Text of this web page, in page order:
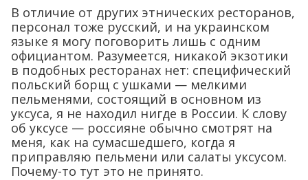
В отличие от других этнических ресторанов,
персонал тоже русский, и на украинском
языке я могу поговорить лишь с одним
официантом. Разумеется, никакой экзотики
в подобных ресторанах нет: специфический
польский борщ с ушками — мелкими
пельменями, состоящий в основном из
уксуса, я не находил нигде в России. К слову
об уксусе — россияне обычно смотрят на
меня, как на сумасшедшего, когда я
приправляю пельмени или салаты уксусом.
Почему-то тут это не принято.